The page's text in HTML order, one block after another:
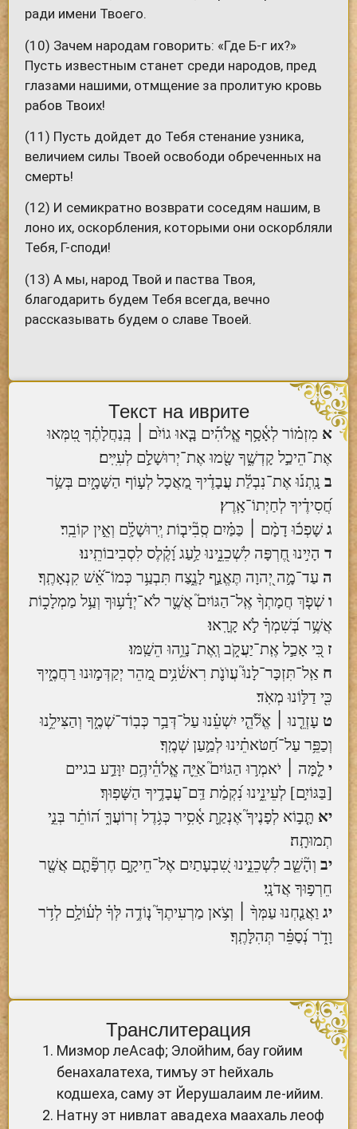
ради имени Твоего.
(10) Зачем народам говорить: «Где Б-г их?»
Пусть известным станет среди народов, пред
глазами нашими, отмщение за пролитую кровь
рабов Твоих!
(11) Пусть дойдет до Тебя стенание узника,
величием силы Твоей освободи обреченных на
смерть!
(12) И семикратно возврати соседям нашим, в
лоно их, оскорбления, которыми они оскорбляли
Тебя, Г-споди!
(13) А мы, народ Твой и паства Твоя,
благодарить будем Тебя всегда, вечно
рассказывать будем о славе Твоей.
Текст на иврите
א מִזְמ֗וֹר לְאָ֫סָ֥ף אֱ‍ֽלֹהִ֡ים בָּ֤אוּ גוֹיִ֨ם ׀ בְּֽנַחֲלָתֶ֗ךָ טִ֭מְּאוּ
אֶת־הֵיכַ֣ל קָדְשֶׁ֑ךָ שָׂ֖מוּ אֶת־יְרוּשָׁלִַ֣ם לְעִיִּֽים׃
ב נָֽתְנ֡וּ אֶת־נִבְלַ֬ת עֲבָדֶ֗יךָ מַ֭אֲכָל לְע֣וֹף הַשָּׁמָ֑יִם בְּשַׂ֥ר
חֲ֝סִידֶ֗יךָ לְחַיְתוֹ־אָֽרֶץ׃
ג שָׁפְכ֬וּ דָמָ֨ם ׀ כַּמַּ֗יִם סְֽבִ֘יב֤וֹת יְֽרוּשָׁלִָ֗ם וְאֵ֣ין קוֹבֵֽר׃
ד הָיִ֣ינוּ חֶ֭רְפָּה לִשְׁכֵנֵ֑ינוּ לַ֥עַג וָ֝קֶ֗לֶס לִסְבִיבוֹתֵֽינוּ׃
ה עַד־מָ֣ה יְ֭הוָה תֶּאֱנַ֣ף לָנֶ֑צַח תִּבְעַ֥ר כְּמוֹ־אֵ֝֗שׁ קִנְאָתֶֽךָ׃
ו שְׁפֹ֤ךְ חֲמָתְךָ֨ אֶֽל־הַגּוֹיִם֮ אֲשֶׁ֪ר לֹא־יְדָ֫ע֥וּךָ וְעַ֥ל מַמְלָכ֑וֹת
אֲשֶׁ֥ר בְּ֝שִׁמְךָ֗ לֹ֣א קָרָֽאוּ׃
ז כִּ֭י אָכַ֣ל אֶֽת־יַעֲקֹ֑ב וְֽאֶת־נָוֵ֥הוּ הֵשַֽׁמּוּ׃
ח אַֽל־תִּזְכָּר־לָנוּ֮ עֲוֺנֹ֪ת רִאשֹׁ֫נִ֥ים מַ֭הֵר יְקַדְּמ֣וּנוּ רַחֲמֶ֑יךָ
כִּ֖י דַלּ֣וֹנוּ מְאֹֽד׃
ט עָזְרֵ֤נוּ ׀ אֱלֹ֘הֵ֤י יִשְׁעֵ֗נוּ עַל־דְּבַ֥ר כְּבֽוֹד־שְׁמֶ֑ךָ וְהַצִּילֵ֥נוּ
וְכַפֵּ֥ר עַל־חַ֝טֹּאתֵ֗ינוּ לְמַ֣עַן שְׁמֶֽךָ׃
י לָ֤מָּה ׀ יֹאמְר֣וּ הַגּוֹיִם֮ אַיֵּ֪ה אֱ‍ֽלֹהֵ֫יהֶ֥ם יִוָּדַ֣ע בגיים
[בַּגּוֹיִ֣ם] לְעֵינֵ֑ינוּ נִ֝קְמַ֗ת דַּֽם־עֲבָדֶ֥יךָ הַשָּׁפֽוּךְ׃
יא תָּ֤ב֣וֹא לְפָנֶיךָ֮ אֶנְקַ֪ת אָ֫סִ֥יר כְּגֹ֥דֶל זְרוֹעֲךָ֑ ה֝וֹתֵ֗ר בְּנֵ֣י
תְמוּתָֽה׃
יב וְהָ֘שֵׁ֤ב לִשְׁכֵנֵ֣ינוּ שִׁ֭בְעָתַיִם אֶל־חֵיקָ֑ם חֶרְפָּ֘תָ֤ם אֲשֶׁ֖ר
חֵרְפ֣וּךָ אֲדֹנָֽי׃
יג וַאֲנַ֤חְנוּ עַמְּךָ֨ ׀ וְצֹ֥אן מַרְעִיתֶךָ֮ נ֤וֹדֶ֥ה לְּךָ֗ לְע֫וֹלָ֥ם לְדֹ֥ר
וָדֹ֑ר נְ֝סַפֵּ֗ר תְּהִלָּתֶֽךָ׃
Транслитерация
Мизмор леАсаф; Элойhим, бау гойим
бенахалатеха, тимъу эт hейхаль
кодшеха, саму эт Йерушалаим ле-ийим.
Натну эт нивлат авадеха маахаль леоф